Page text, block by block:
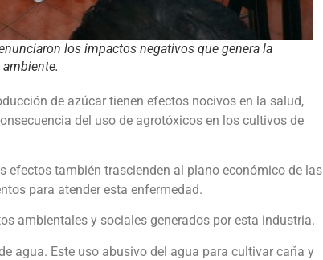
los impactos negativos que genera la
de azúcar tienen efectos nocivos en la salud,
del uso de agrotóxicos en los cultivos de
efectos también trascienden al plano económico de las
para atender esta enfermedad.
ambientales y sociales generados por esta industria.
agua. Este uso abusivo del agua para cultivar caña y